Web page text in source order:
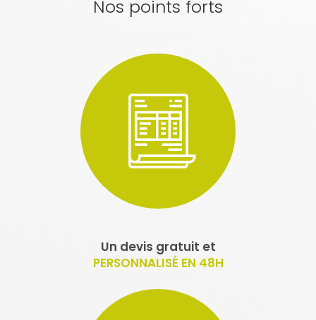
Nos points forts
Un devis gratuit et
PERSONNALISÉ EN 48H